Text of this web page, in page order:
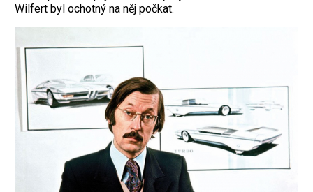
Wilfert byl ochotný na něj počkat.